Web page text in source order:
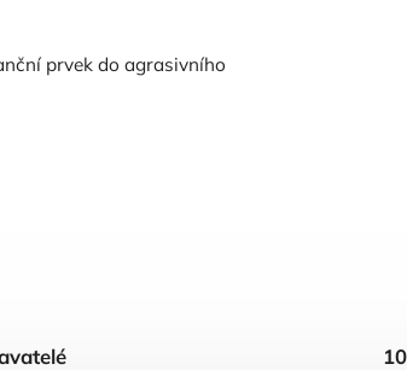
prvek do agrasivního